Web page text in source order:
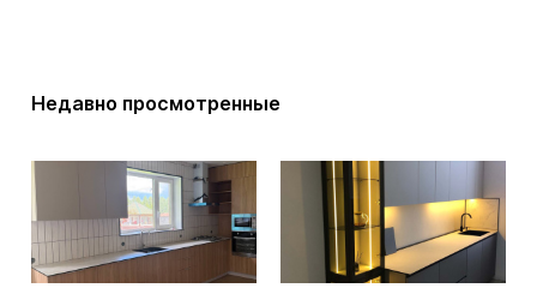
Недавно просмотренные